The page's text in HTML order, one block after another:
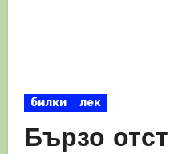
билки лек
Бързо